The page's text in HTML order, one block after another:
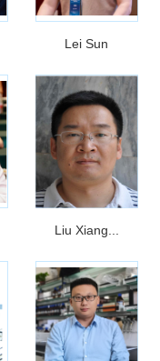
Lei Sun
Liu Xiang...